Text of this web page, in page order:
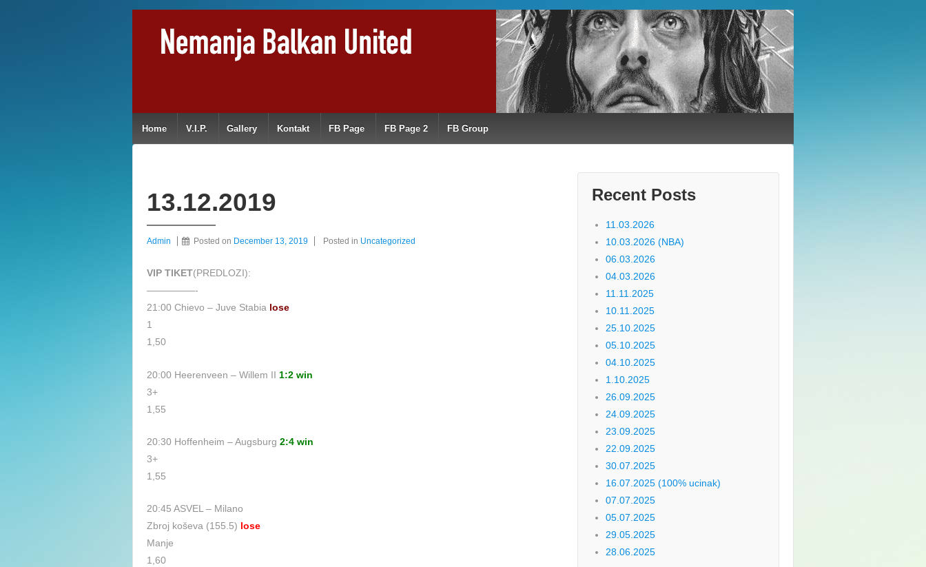
Home V.I.P. Gallery Kontakt FB Page FB Page 2 FB Group
13.12.2019
Admin Posted on December 13, 2019 Posted in Uncategorized
VIP TIKET(PREDLOZI):
—————-
21:00 Chievo – Juve Stabia lose
1
1,50
20:00 Heerenveen – Willem II 1:2 win
3+
1,55
20:30 Hoffenheim – Augsburg 2:4 win
3+
1,55
20:45 ASVEL – Milano
Zbroj koševa (155.5) lose
Manje
1,60
Recent Posts
11.03.2026
10.03.2026 (NBA)
06.03.2026
04.03.2026
11.11.2025
10.11.2025
25.10.2025
05.10.2025
04.10.2025
1.10.2025
26.09.2025
24.09.2025
23.09.2025
22.09.2025
30.07.2025
16.07.2025 (100% ucinak)
07.07.2025
05.07.2025
29.05.2025
28.06.2025